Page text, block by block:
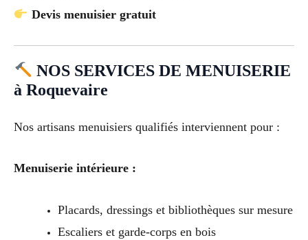
Devis menuisier gratuit
NOS SERVICES DE MENUISERIE
à Roquevaire
Nos artisans menuisiers qualifiés interviennent pour :
Menuiserie intérieure :
Placards, dressings et bibliothèques sur mesure
Escaliers et garde-corps en bois